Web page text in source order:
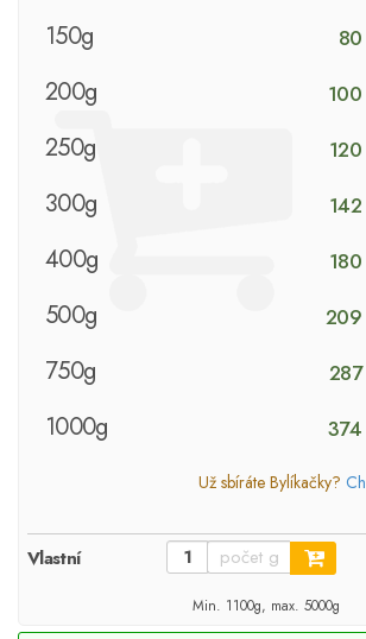
150g 80
200g 100
250g 120
300g 142
400g 180
500g 209
750g 287
1000g 374
Už sbíráte Bylíkačky?
Vlastní
Min. 1100g, max. 5000g